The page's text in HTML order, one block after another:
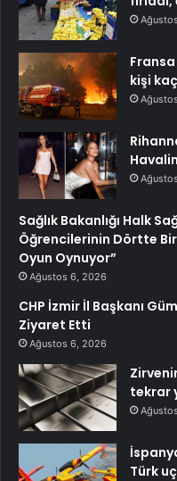
kişi
Sağlık Bakanlığı Halk
Öğrencilerinin Dörtte
Oyun Oynuyor”
Ağustos 6, 2026
CHP İzmir İl Başkanı
Ziyaret Etti
Ağustos 6, 2026
tekrar
Türk